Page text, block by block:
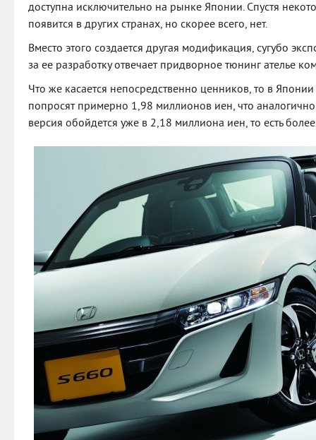
доступна исключительно на рынке Японии. Спустя
появится в других странах, но скорее всего, нет.
Вместо этого создается другая модификация, сугубо
за ее разработку отвечает придворное тюнинг ателье
Что же касается непосредственно ценников, то в
попросят примерно 1,98 миллионов иен, что
версия обойдется уже в 2,18 миллиона иен, то есть